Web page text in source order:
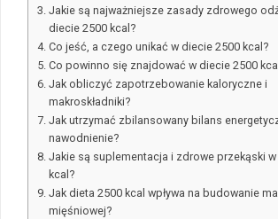
Jakie są najważniejsze zasady zdrowego
diecie 2500 kcal?
Co jeść, a czego unikać w diecie 2500 kcal?
Co powinno się znajdować w diecie 2500
Jak obliczyć zapotrzebowanie kaloryczne i
makroskładniki?
Jak utrzymać zbilansowany bilans
nawodnienie?
Jakie są suplementacja i zdrowe przekąski
kcal?
Jak dieta 2500 kcal wpływa na budowanie
mięśniowej?